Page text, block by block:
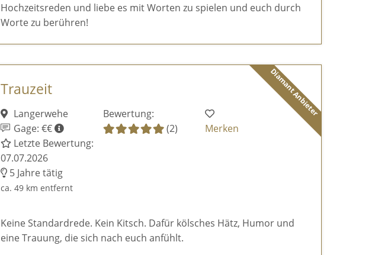
Hochzeitsreden und liebe es mit Worten zu spielen und euch durch
Worte zu berühren!
Diamant Anbieter
Trauzeit
Langerwehe
Gage: €€
Letzte Bewertung:
07.07.2026
5 Jahre tätig
ca. 49 km entfernt
Bewertung:
(2)
Merken
Keine Standardrede. Kein Kitsch. Dafür kölsches Hätz, Humor und
eine Trauung, die sich nach euch anfühlt.